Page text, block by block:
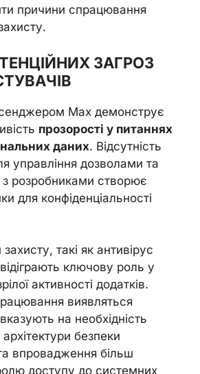
причини спрацювання
ЗАГРОЗ
Max демонструє
прозорості у питаннях
даних. Відсутність
управління дозволами та
з розробниками створює
для конфіденціальності
такі як антивірус
ключову роль у
активності додатків.
виявляться
на необхідність
безпеки
впровадження більш
доступу до системних